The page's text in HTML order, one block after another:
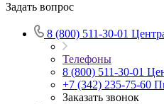
Задать вопрос
8 (800) 511-30-01
Телефоны
8 (800) 511-30-01
+7 (342) 235-75-60
Заказать звонок